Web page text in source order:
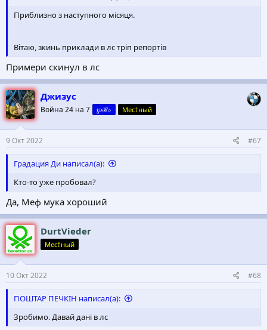
Приблизно з наступного місяця.
Вітаю, зкинь приклади в лс тріп репортів
Примери скинул в лс
Джизус
Война 24 на 7 ℘ℛ০ Мес†ный
9 Окт 2022 #67
Градация Ди написал(а):
Кто-то уже пробовал?
Да, Меф мука хороший
DurtVieder
Мес†ный
10 Окт 2022 #68
ПОШТАР ПЕЧКІН написал(а):
Зробимо. Давай дані в лс